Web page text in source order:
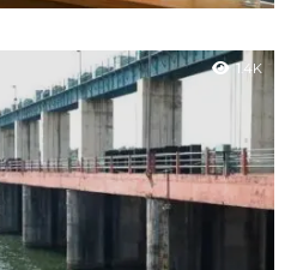
ವಿದ್ಯುತ್ ಸಂಪರ್ಕ ನೀಡಲು ಸ್ಪೀಕರ್
ವಿಳಂಬವಿಲ್ಲದೇ ವಿದ್ಯುತ್
ಯು ಟಿ ಖಾದರ್ ಸೂಚಿಸಿದ್ದಾರೆ. ಅವರು
ತಾಲೂಕು...
1.4K